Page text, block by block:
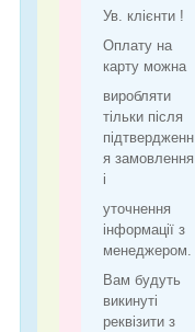
Ув. клієнти !
Оплату на
карту можна
виробляти
тільки після
підтвердженн
я замовлення
і
уточнення
інформації з
менеджером.
Вам будуть
викинуті
реквізити з